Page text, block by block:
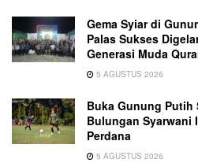
Gema Syiar di
Palas Sukses
Generasi Muda
5 AGUSTUS 2026
Buka Gunung Putih
Bulungan Syarwani
Perdana
5 AGUSTUS 2026